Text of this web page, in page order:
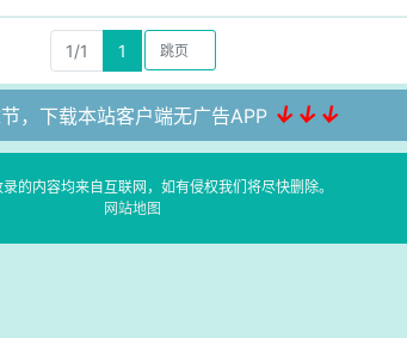
1/1 1
，下载本站客户端无广告APP ↓↓↓
的内容均来自互联网，如有侵权我们将尽快删除。
网站地图